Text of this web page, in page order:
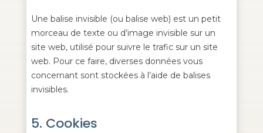
Une balise invisible (ou balise web) est un petit
morceau de texte ou d’image invisible sur un
site web, utilisé pour suivre le trafic sur un site
web. Pour ce faire, diverses données vous
concernant sont stockées à l’aide de balises
invisibles.
5. Cookies